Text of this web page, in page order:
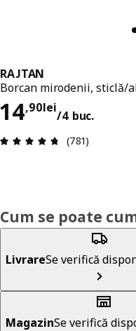
RAJTAN
Borcan mirodenii, sticlă/
14,90lei
/4 buc.
Preț
Prezentare
(781)
Cum se poate
LivrareSe verifică
MagazinSe verifică